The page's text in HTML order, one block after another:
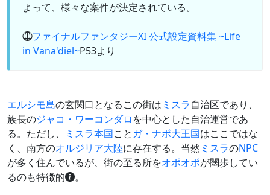
よって、様々な案件が決定されている。
ファイナルファンタジーXI 公式設定資料集 ~Life
in Vana'diel~P53より
エルシモ島の玄関口となるこの街は ミスラ自治区であり、
族長のジャコ・ワーコンダロ を中心とした自治運営であ
る。ただし、
ミスラ本国こと ガ・ナボ大王国はここではな
く、南方のオルジリア大陸に存在する。当然 ミスラのNPC
が多く住んでいるが、街の至る所をオポオポが闊歩してい
るのも特徴的
。